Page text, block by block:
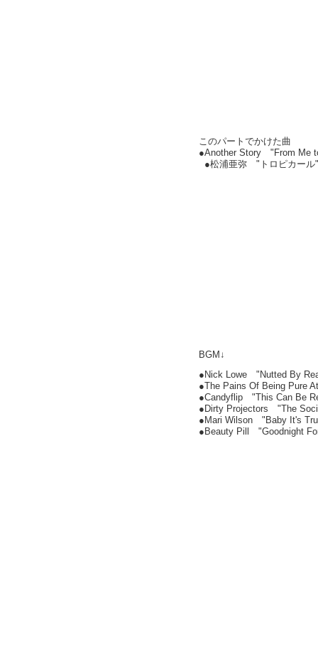
このパートでかけた曲
●Another Story "From Me
●松浦亜弥 "トロピカール
BGM↓
●Nick Lowe "Nutted By
●The Pains Of Being Pure
●Candyflip "This Can Be
●Dirty Projectors "The
●Mari Wilson "Baby It's
●Beauty Pill "Goodnight